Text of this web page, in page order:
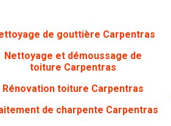
de gouttière Carpentras
Nettoyage et démoussage de
toiture Carpentras
Rénovation toiture Carpentras
de charpente Carpentras